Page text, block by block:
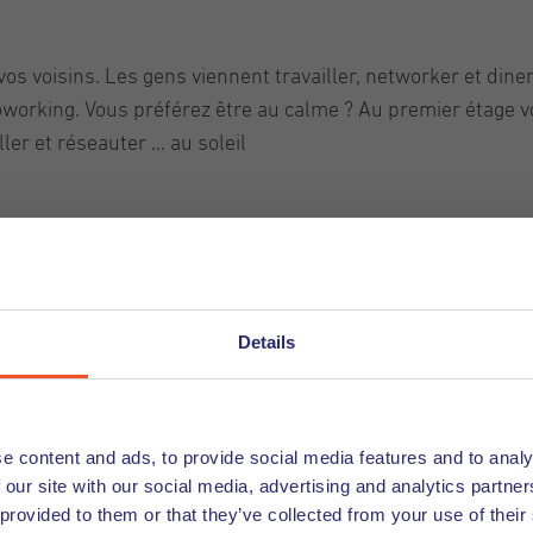
Details
content and ads, to provide social media features and to
site with our social media, advertising and analytics
to them or that they’ve collected from your use of
voisins. Les gens viennent travailler, networker et
Vous préférez être au calme ? Au premier étage
et réseauter … au soleil
pas parler de Spaces. Chez Spaces vous avez la
cabines téléphoniques pour vos appels importants
que vous entrez chez Spaces, vous avez envie de
un cafè et installez-vous parmi tous les autres
de chez vous : https://www.spacesworks.com/nl...